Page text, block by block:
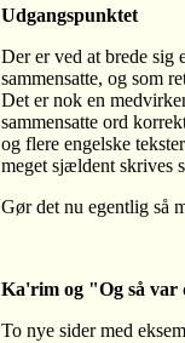
Udgangspunktet
Der er ved at brede sig
sammensatte, og som
Det er nok en
sammensatte ord
og flere engelske
meget sjældent skrives
Gør det nu egentlig så
Ka'rim og "Og så var
To nye sider med